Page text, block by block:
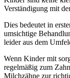
Verständigung mit
Dies bedeutet in
umsichtige
leider aus dem
Wenn Kinder mit
regelmäßig zum
Milchzähne zur